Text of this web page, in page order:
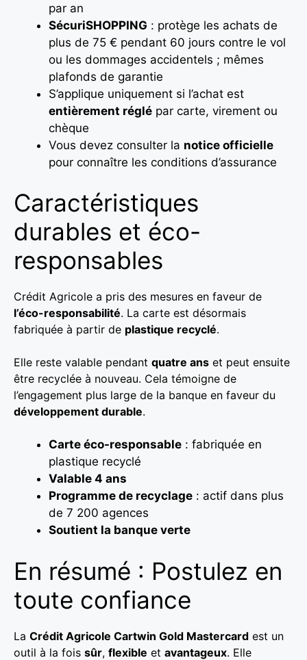
par an
SécuriSHOPPING : protège les achats de
plus de 75 € pendant 60 jours contre le vol
ou les dommages accidentels ; mêmes
plafonds de garantie
S’applique uniquement si l’achat est
entièrement réglé par carte, virement ou
chèque
Vous devez consulter la notice officielle
pour connaître les conditions d’assurance
Caractéristiques
durables et éco-
responsables
Crédit Agricole a pris des mesures en faveur de
l’éco-responsabilité. La carte est désormais
fabriquée à partir de plastique recyclé.
Elle reste valable pendant quatre ans et peut ensuite
être recyclée à nouveau. Cela témoigne de
l’engagement plus large de la banque en faveur du
développement durable.
Carte éco-responsable : fabriquée en
plastique recyclé
Valable 4 ans
Programme de recyclage : actif dans plus
de 7 200 agences
Soutient la banque verte
En résumé : Postulez en
toute confiance
La Crédit Agricole Cartwin Gold Mastercard est un
outil à la fois sûr, flexible et avantageux. Elle